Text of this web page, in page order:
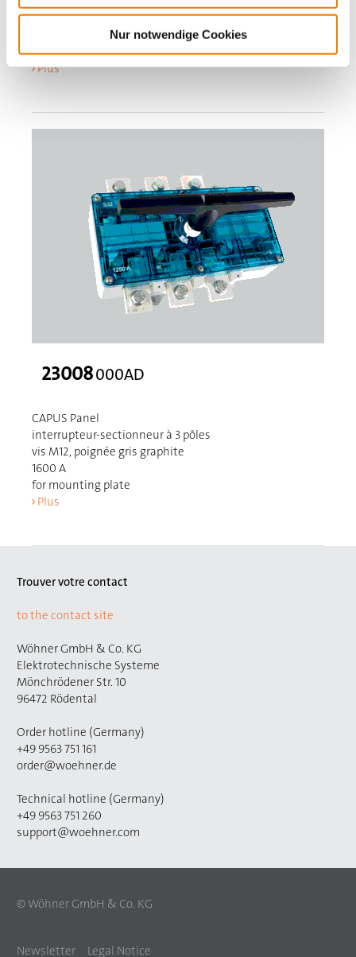
Nur notwendige Cookies
vis M16, poignée gris graphite
for mounting plate
Plus
23008000AD
CAPUS Panel
interrupteur-sectionneur à 3 pôles
vis M12, poignée gris graphite
1600 A
for mounting plate
Plus
Trouver votre contact
to the contact site
Wöhner GmbH & Co. KG
Elektrotechnische Systeme
Mönchrödener Str. 10
96472 Rödental
Order hotline (Germany)
+49 9563 751 161
order@woehner.de
Technical hotline (Germany)
+49 9563 751 260
support@woehner.com
© Wöhner GmbH & Co. KG
Newsletter Legal Notice